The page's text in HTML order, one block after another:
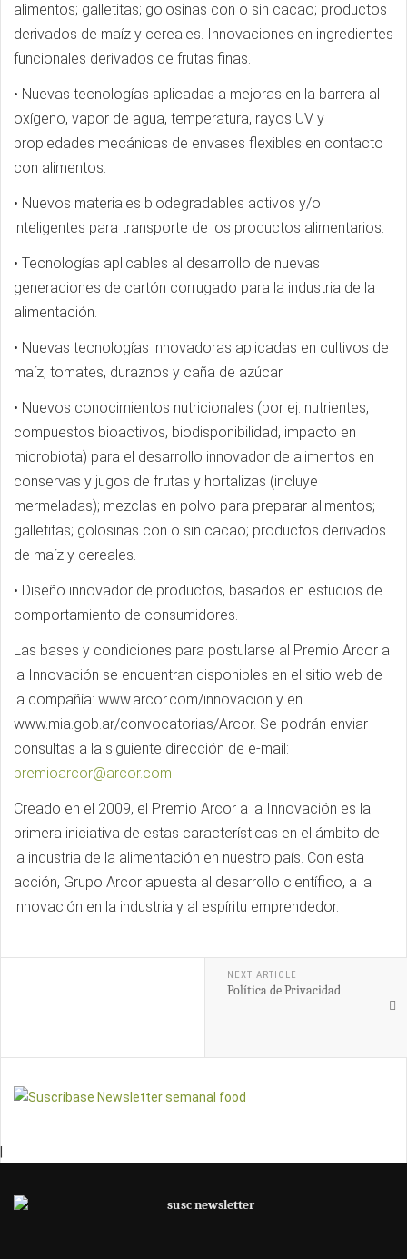
alimentos; galletitas; golosinas con o sin cacao; productos
derivados de maíz y cereales. Innovaciones en ingredientes
funcionales derivados de frutas finas.
• Nuevas tecnologías aplicadas a mejoras en la barrera al
oxígeno, vapor de agua, temperatura, rayos UV y
propiedades mecánicas de envases flexibles en contacto
con alimentos.
• Nuevos materiales biodegradables activos y/o
inteligentes para transporte de los productos alimentarios.
• Tecnologías aplicables al desarrollo de nuevas
generaciones de cartón corrugado para la industria de la
alimentación.
• Nuevas tecnologías innovadoras aplicadas en cultivos de
maíz, tomates, duraznos y caña de azúcar.
• Nuevos conocimientos nutricionales (por ej. nutrientes,
compuestos bioactivos, biodisponibilidad, impacto en
microbiota) para el desarrollo innovador de alimentos en
conservas y jugos de frutas y hortalizas (incluye
mermeladas); mezclas en polvo para preparar alimentos;
galletitas; golosinas con o sin cacao; productos derivados
de maíz y cereales.
• Diseño innovador de productos, basados en estudios de
comportamiento de consumidores.
Las bases y condiciones para postularse al Premio Arcor a
la Innovación se encuentran disponibles en el sitio web de
la compañía: www.arcor.com/innovacion y en
www.mia.gob.ar/convocatorias/Arcor. Se podrán enviar
consultas a la siguiente dirección de e-mail:
premioarcor@arcor.com
Creado en el 2009, el Premio Arcor a la Innovación es la
primera iniciativa de estas características en el ámbito de
la industria de la alimentación en nuestro país. Con esta
acción, Grupo Arcor apuesta al desarrollo científico, a la
innovación en la industria y al espíritu emprendedor.
NEXT ARTICLE
Política de Privacidad